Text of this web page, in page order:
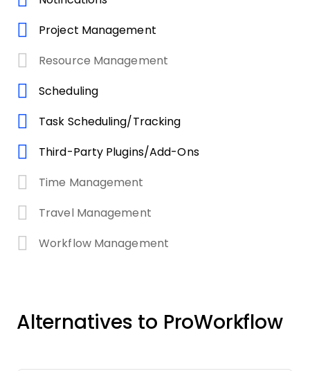
Project Management
Resource Management
Scheduling
Task Scheduling/Tracking
Third-Party Plugins/Add-Ons
Time Management
Travel Management
Workflow Management
Alternatives to ProWorkflow